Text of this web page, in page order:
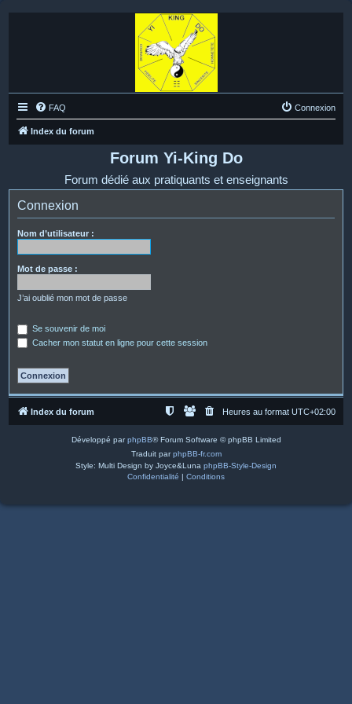
FAQ Connexion
Index du forum
Forum Yi-King Do
Forum dédié aux pratiquants et enseignants
Connexion
Nom d’utilisateur :
Mot de passe :
J’ai oublié mon mot de passe
Se souvenir de moi
Cacher mon statut en ligne pour cette session
Index du forum Heures au format UTC+02:00
Développé parphpBB® Forum Software © phpBB Limited
Traduit parphpBB-fr.com
Style: Multi Design by Joyce&Luna phpBB-Style-Design
Confidentialité | Conditions